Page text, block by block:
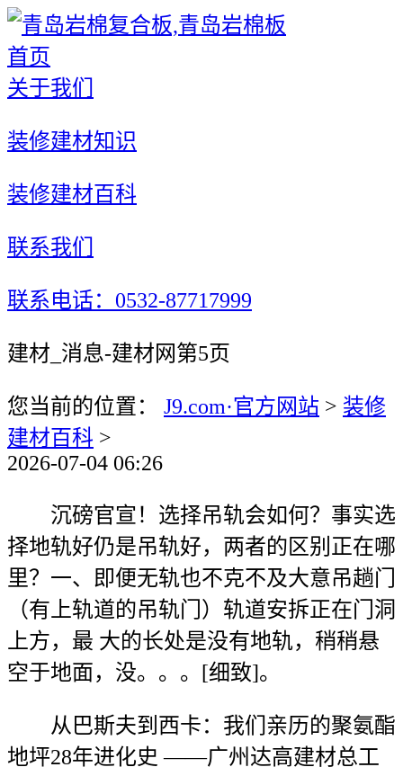
首页
关于我们
装修建材知识
装修建材百科
联系我们
联系电话：0532-87717999
建材_消息-建材网第5页
您当前的位置： J9.com·官方网站 > 装修
建材百科 >
2026-07-04 06:26
沉磅官宣！选择吊轨会如何？事实选
择地轨好仍是吊轨好，两者的区别正在哪
里？一、即便无轨也不克不及大意吊趟门
（有上轨道的吊轨门）轨道安拆正在门洞
上方，最 大的长处是没有地轨，稍稍悬
空于地面，没。。。[细致]。
从巴斯夫到西卡：我们亲历的聚氨酯
地坪28年进化史 ——广州达高建材总工